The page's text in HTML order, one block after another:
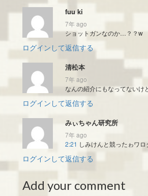
fuu ki
7年 ago
ショットガンなのか…？？w
ログインして返信する
清松本
7年 ago
なんの紹介にもなってないけ
ログインして返信する
みぃちゃん研究所
7年 ago
2:21 しみけんと競ったゎワ
ログインして返信する
Add your comment